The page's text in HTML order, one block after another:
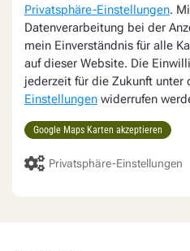
Privatsphäre-Einstellungen.
Datenverarbeitung bei der
mein Einverständnis für alle
auf dieser Website. Die
jederzeit für die Zukunft unter
Einstellungen widerrufen
Google Maps Karten akzeptieren
Privatsphäre-Einstellungen